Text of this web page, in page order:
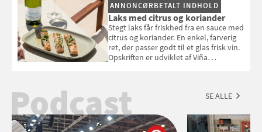
ANNONCØRBETALT INDHOLD
Laks med citrus og koriander
Stegt laks får friskhed fra en sauce med
citrus og koriander. En enkel, farverig
ret, der passer godt til et glas frisk vin.
Opskriften er udviklet af Viña
Podcast SE ALLE